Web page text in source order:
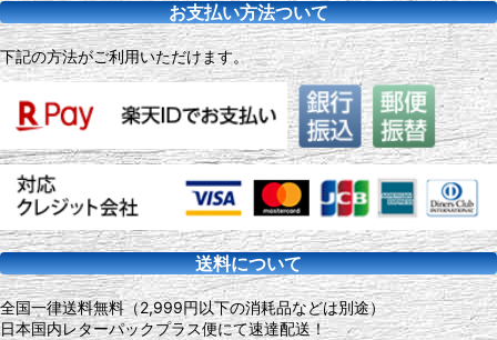
お支払い方法ついて
下記の方法がご利用いただけます。
送料について
全国一律送料無料（2,999円以下の消耗品などは別途）
日本国内レターパックプラス便にて速達配送！